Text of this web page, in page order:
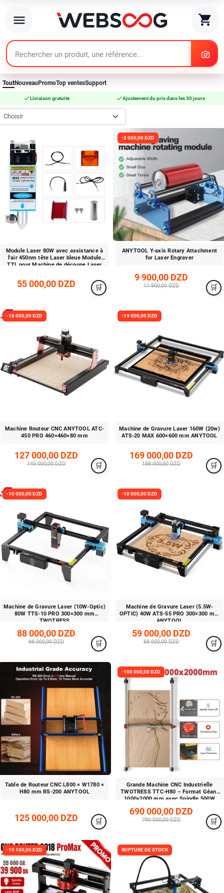
menu shopping_cart
search
ToutNouveau PromoTop ventesSupport
checkLivraison gratuite checkAjustement du prix dans les 30 jours
Choisir
Module Laser 80W avec assistance à
l'air 450nm tête Laser bleue Module
TTL pour Machine de découpe Laser
55 000,00 DZD
-2 000,00 DZD
ANYTOOL Y-axis Rotary Attachment
for Laser Engraver
9 900,00 DZD
11 900,00 DZD
-18 000,00 DZD
Machine Routeur CNC ANYTOOL ATC-
450 PRO 460×460×80 mm
127 000,00 DZD
145 000,00 DZD
-19 000,00 DZD
Machine de Gravure Laser 160W (20w)
ATS-20 MAX 600×600 mm ANYTOOL
169 000,00 DZD
188 000,00 DZD
-10 000,00 DZD
Machine de Gravure Laser (10W-Optic)
80W TTS-10 PRO 300×300 mm
TWOTRESS
88 000,00 DZD
98 000,00 DZD
-10 000,00 DZD
Machine de Gravure Laser (5.5W-
OPTIC) 40W ATS-55 PRO 300×300 mm
ANYTOOL
59 000,00 DZD
69 000,00 DZD
Table de Routeur CNC L800 × W1780 ×
H80 mm RS-200 ANYTOOL
125 000,00 DZD
-100 000,00 DZD
Grande Machine CNC Industrielle
TWOTRESS TTC-H80 – Format Géant
1000×2000 mm avec Spindle 500W
690 000,00 DZD
790 000,00 DZD
-15 100,00 DZD RUPTURE DE STOCK